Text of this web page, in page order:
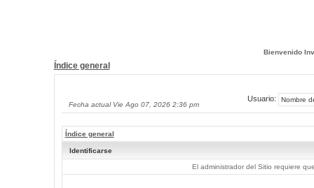
Bienvenido
Índice general
Fecha actual Vie Ago 07, 2026 2:36 pm
Usuario:
Índice general
Identificarse
El administrador del Sitio requiere